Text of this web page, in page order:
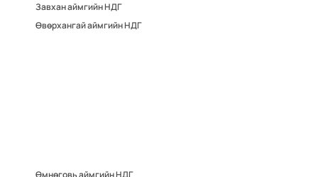
Завхан аймгийн НДГ
Өвөрхангай аймгийн НДГ